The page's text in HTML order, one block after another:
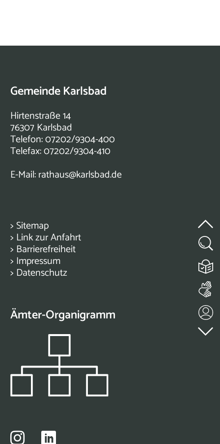
Gemeinde Karlsbad
Hirtenstraße 14
76307 Karlsbad
Telefon: 07202/9304-400
Telefax: 07202/9304-410
E-Mail:rathaus@karlsbad.de
> Sitemap
> Link zur Anfahrt
> Barrierefreiheit
> Impressum
> Datenschutz
Ämter-Organigramm